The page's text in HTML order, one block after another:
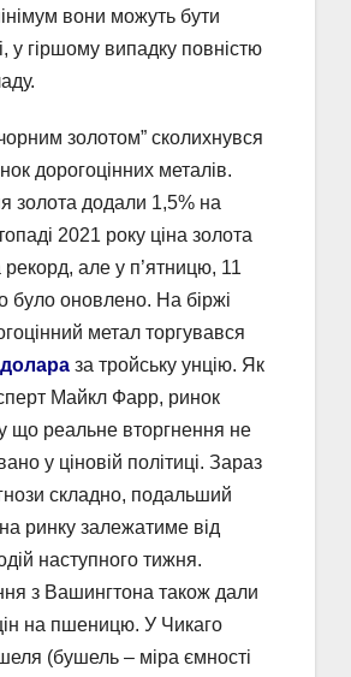
вони можуть бути
у гіршому випадку повністю
золотом” сколихнувся
дорогоцінних металів.
золота додали 1,5% на
2021 року ціна золота
але у п’ятницю, 11
було оновлено. На біржі
метал торгувався
за тройську унцію. Як
Майкл Фарр, ринок
що реальне вторгнення не
у ціновій політиці. Зараз
складно, подальший
ринку залежатиме від
наступного тижня.
з Вашингтона також дали
на пшеницю. У Чикаго
(бушель – міра ємності